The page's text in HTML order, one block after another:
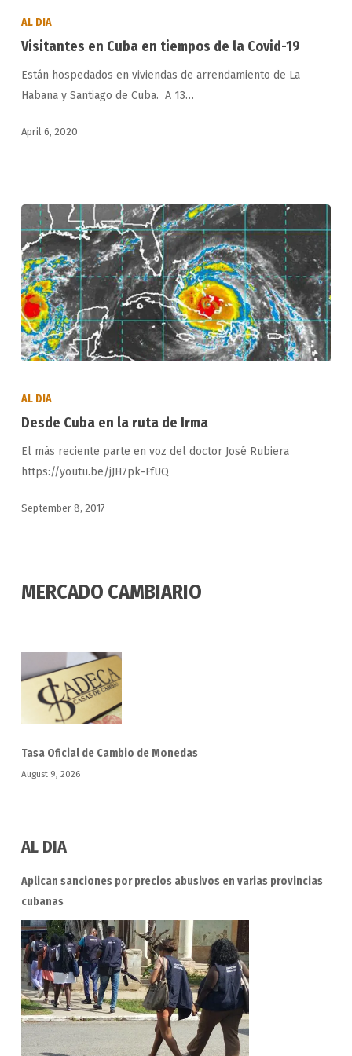
en
tiempos
de
Covid-
AL DIA
Visitantes en Cuba en tiempos de la Covid-19
Están hospedados en viviendas de arrendamiento de La
Habana y Santiago de Cuba. A 13…
April 6, 2020
la
ruta
de
AL DIA
Desde Cuba en la ruta de Irma
El más reciente parte en voz del doctor José Rubiera
https://youtu.be/jJH7pk-FfUQ
September 8, 2017
MERCADO CAMBIARIO
Tasa Oficial de Cambio de Monedas
August 9, 2026
AL DIA
Aplican sanciones por precios abusivos en varias provincias
cubanas